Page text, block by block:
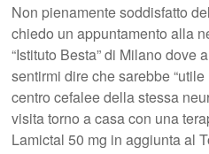
Non pienamente soddisfatto
chiedo un appuntamento alla
“Istituto Besta” di Milano dove
sentirmi dire che sarebbe
centro cefalee della stessa
visita torno a casa con una
Lamictal 50 mg in aggiunta al